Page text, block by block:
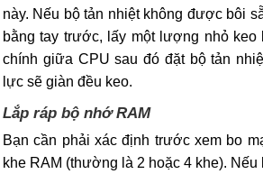
này. Nếu bộ tản nhiệt không được bôi
bằng tay trước, lấy một lượng nhỏ keo
chính giữa CPU sau đó đặt bộ tản
lực sẽ giàn đều keo.
Lắp ráp bộ nhớ RAM
Bạn cần phải xác định trước xem bo
khe RAM (thường là 2 hoặc 4 khe). Nếu